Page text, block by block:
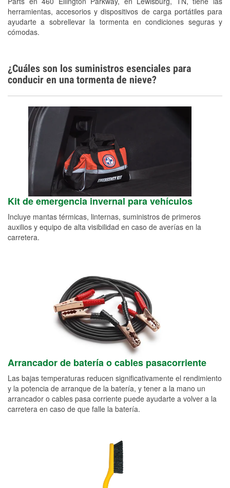
herramientas, accesorios y dispositivos de carga portátiles para
ayudarte a sobrellevar la tormenta en condiciones seguras y
cómodas.
¿Cuáles son los suministros esenciales para
conducir en una tormenta de nieve?
Kit de emergencia invernal para vehículos
Incluye mantas térmicas, linternas, suministros de primeros
auxilios y equipo de alta visibilidad en caso de averías en la
carretera.
Arrancador de batería o cables pasacorriente
Las bajas temperaturas reducen significativamente el rendimiento
y la potencia de arranque de la batería, y tener a la mano un
arrancador o cables pasa corriente puede ayudarte a volver a la
carretera en caso de que falle la batería.